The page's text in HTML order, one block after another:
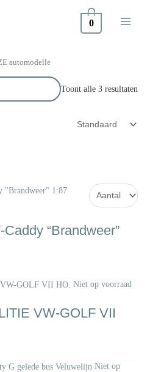
0
automodelle
Toont alle 3 resultaten
“Brandweer”
Niet op voorraad
VW-GOLF VII
Niet op